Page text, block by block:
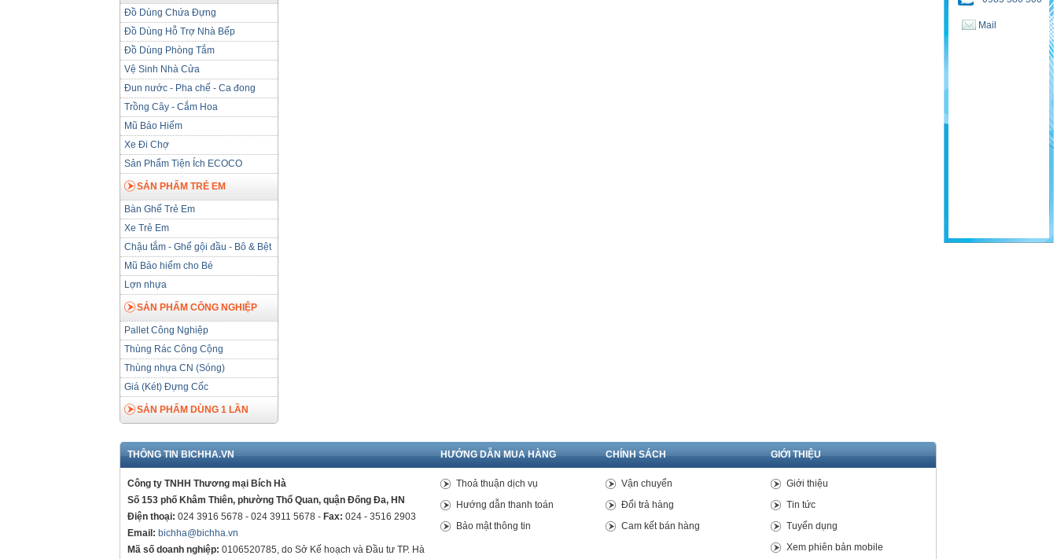
Mail
Đồ Dùng Chứa Đựng
Đồ Dùng Hỗ Trợ Nhà Bếp
Đồ Dùng Phòng Tắm
Vệ Sinh Nhà Cửa
Đun nước - Pha chế - Ca đong
Trồng Cây - Cắm Hoa
Mũ Bảo Hiểm
Xe Đi Chợ
Sản Phẩm Tiện Ích ECOCO
SẢN PHẨM TRẺ EM
Bàn Ghế Trẻ Em
Xe Trẻ Em
Chậu tắm - Ghế gội đầu - Bô & Bệt
Mũ Bảo hiểm cho Bé
Lợn nhựa
SẢN PHẨM CÔNG NGHIỆP
Pallet Công Nghiệp
Thùng Rác Công Cộng
Thùng nhựa CN (Sóng)
Giá (Két) Đựng Cốc
SẢN PHẨM DÙNG 1 LẦN
THÔNG TIN BICHHA.VN
Công ty TNHH Thương mại Bích Hà
Số 153 phố Khâm Thiên, phường Thổ Quan, quận Đống Đa, HN
Điện thoại: 024 3916 5678 - 024 3911 5678 - Fax: 024 - 3516 2903
Email: bichha@bichha.vn
Mã số doanh nghiệp: 0106520785, do Sở Kế hoạch và Đầu tư TP. Hà
HƯỚNG DẪN MUA HÀNG
Thoả thuận dịch vụ
Hướng dẫn thanh toán
Bảo mật thông tin
CHÍNH SÁCH
Vận chuyển
Đổi trả hàng
Cam kết bán hàng
GIỚI THIỆU
Giới thiệu
Tin tức
Tuyển dụng
Xem phiên bản mobile